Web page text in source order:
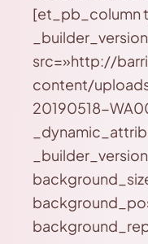
[et_pb_column
src=»http://
content/
20190518-